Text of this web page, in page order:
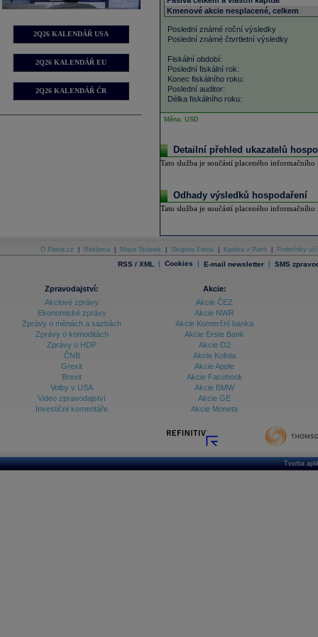
2Q26 KALENDÁŘ USA
2Q26 KALENDÁŘ EU
2Q26 KALENDÁŘ ČR
Kmenové akcie nesplacené, celkem
Poslední známé roční výsledky
Poslední známé čtvrtletní výsledky
Fiskální období:
Poslední fiskální rok:
Konec fiskálního roku:
Poslední auditor:
Délka fiskálního roku:
Měna: USD
Detailní přehled ukazatelů
Tato služba je součástí placeného
Odhady výsledků hospodaření
Tato služba je součástí placeného
O Patria.cz Reklama Mapa Stránek Skupina Patria Kariéra v Patrii Podmínky
RSS / XML | Cookies | E-mail newsletter | SMS
Zpravodajství:
Akciové zprávy
Ekonomické zprávy
Zprávy o měnách a sazbách
Zprávy o komoditách
Zprávy o HDP
ČNB
Grexit
Brexit
Volby v USA
Video zpravodajství
Investiční komentáře
Akcie:
Akcie ČEZ
Akcie NWR
Akcie Komerční banka
Akcie Erste Bank
Akcie O2
Akcie Kofola
Akcie Apple
Akcie Facebook
Akcie BMW
Akcie GE
Akcie Moneta
Tvorba